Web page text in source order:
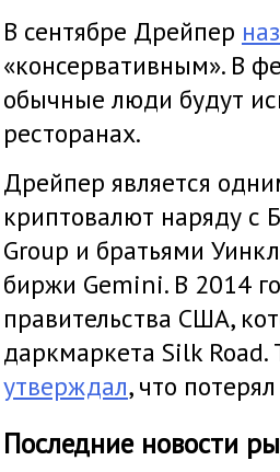
В сентябре Дрейпер
«консервативным». В
обычные люди будут
ресторанах.
Дрейпер является
криптовалют наряду с
Group и братьями
биржи Gemini. В 2014
правительства США,
даркмаркета Silk
утверждал, что
Последние новости